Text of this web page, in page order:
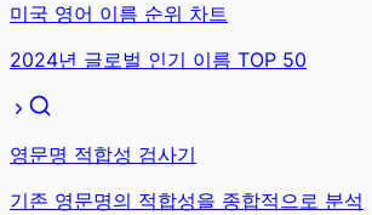
미국 영어 이름 순위 차트
2024년 글로벌 인기 이름 TOP 50
영문명 적합성 검사기
기존 영문명의 적합성을 종합적으로 분석